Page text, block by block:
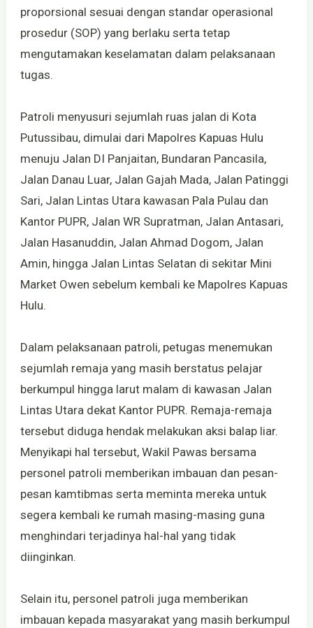
proporsional sesuai dengan standar operasional
prosedur (SOP) yang berlaku serta tetap
mengutamakan keselamatan dalam pelaksanaan
tugas.
Patroli menyusuri sejumlah ruas jalan di Kota
Putussibau, dimulai dari Mapolres Kapuas Hulu
menuju Jalan DI Panjaitan, Bundaran Pancasila,
Jalan Danau Luar, Jalan Gajah Mada, Jalan Patinggi
Sari, Jalan Lintas Utara kawasan Pala Pulau dan
Kantor PUPR, Jalan WR Supratman, Jalan Antasari,
Jalan Hasanuddin, Jalan Ahmad Dogom, Jalan
Amin, hingga Jalan Lintas Selatan di sekitar Mini
Market Owen sebelum kembali ke Mapolres Kapuas
Hulu.
Dalam pelaksanaan patroli, petugas menemukan
sejumlah remaja yang masih berstatus pelajar
berkumpul hingga larut malam di kawasan Jalan
Lintas Utara dekat Kantor PUPR. Remaja-remaja
tersebut diduga hendak melakukan aksi balap liar.
Menyikapi hal tersebut, Wakil Pawas bersama
personel patroli memberikan imbauan dan pesan-
pesan kamtibmas serta meminta mereka untuk
segera kembali ke rumah masing-masing guna
menghindari terjadinya hal-hal yang tidak
diinginkan.
Selain itu, personel patroli juga memberikan
imbauan kepada masyarakat yang masih berkumpul